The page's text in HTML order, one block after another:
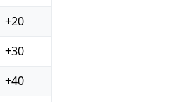
+20
+30
+40